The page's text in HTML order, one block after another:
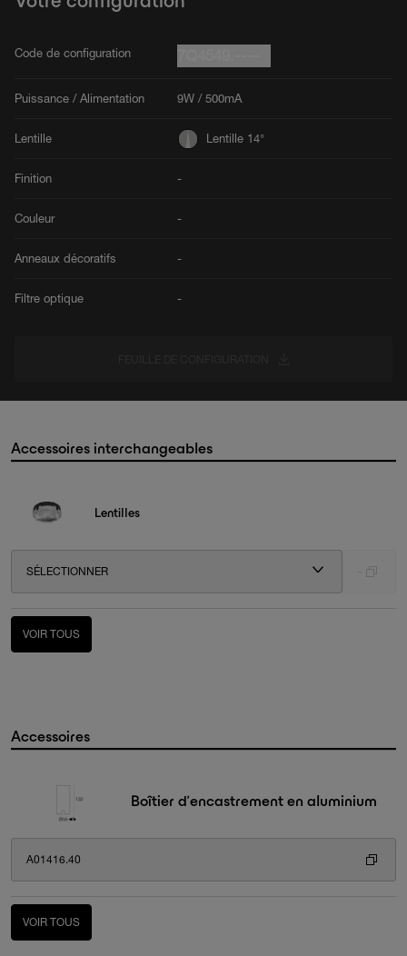
Code de configuration
Puissance / Alimentation 9W / 500mA
Lentille Lentille 14°
Finition -
Couleur -
Anneaux décoratifs -
Filtre optique -
Accessoires interchangeables
Lentilles
SÉLECTIONNER
VOIR TOUS
Accessoires
Boîtier d’encastrement en aluminium
A01416.40
VOIR TOUS